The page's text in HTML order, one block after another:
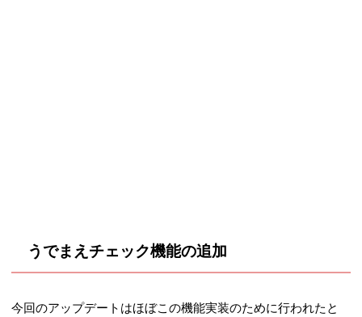
うでまえチェック機能の追加
今回のアップデートはほぼこの機能実装のために行われたと